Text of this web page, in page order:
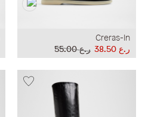
Creras-In
ر.ع 55.00
ر.ع 38.50